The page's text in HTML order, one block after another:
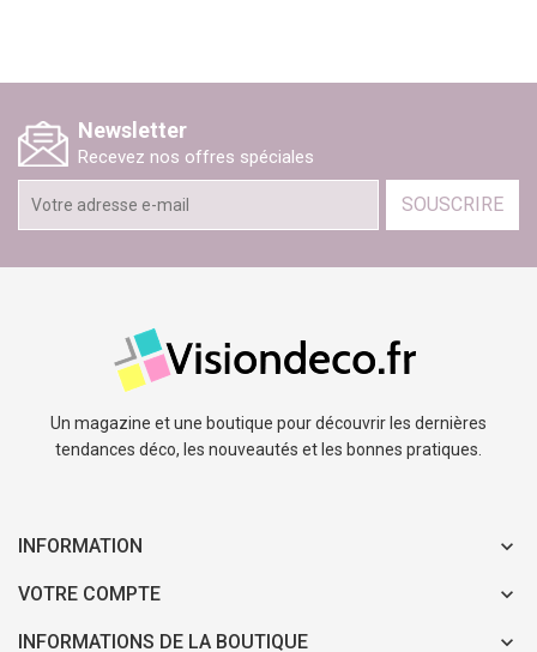
Newsletter
Recevez nos offres spéciales
SOUSCRIRE
Un magazine et une boutique pour découvrir les dernières
tendances déco, les nouveautés et les bonnes pratiques.
INFORMATION
VOTRE COMPTE
INFORMATIONS DE LA BOUTIQUE